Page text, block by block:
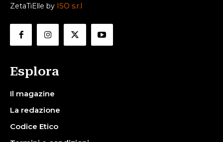
ZetaTiElle by ISO s.r.l
Esplora
Il magazine
La redazione
Codice Etico